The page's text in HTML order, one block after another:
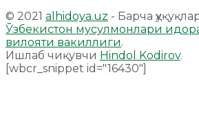
© 2021 alhidoya.uz - Барча
Ўзбекистон мусулмонлари
вилояти вакиллиги.
Ишлаб чиқувчи Hindol Kodirov.
[wbcr_snippet id="16430"]